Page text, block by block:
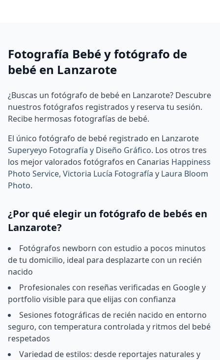
Fotografía Bebé y fotógrafo de
bebé en Lanzarote
¿Buscas un fotógrafo de bebé en Lanzarote? Descubre
nuestros fotógrafos registrados y reserva tu sesión.
Recibe hermosas fotografías de bebé.
El único fotógrafo de bebé registrado en Lanzarote
Superyeyo Fotografía y Diseño Gráfico. Los otros tres
los mejor valorados fotógrafos en Canarias Happiness
Photo Service, Victoria Lucía Fotografía y Laura Bloom
Photo.
¿Por qué elegir un fotógrafo de bebés en
Lanzarote?
Fotógrafos newborn con estudio a pocos minutos
de tu domicilio, ideal para desplazarte con un recién
nacido
Profesionales con reseñas verificadas en Google y
portfolio visible para que elijas con confianza
Sesiones fotográficas de recién nacido en entorno
seguro, con temperatura controlada y ritmos del bebé
respetados
Variedad de estilos: desde reportajes naturales y